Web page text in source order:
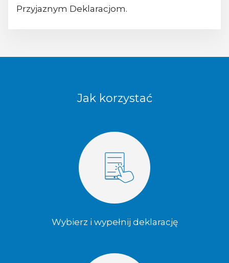
Przyjaznym Deklaracjom.
Jak korzystać
Wybierz i wypełnij deklarację